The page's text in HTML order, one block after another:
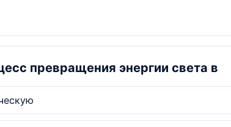
превращения энергии света в